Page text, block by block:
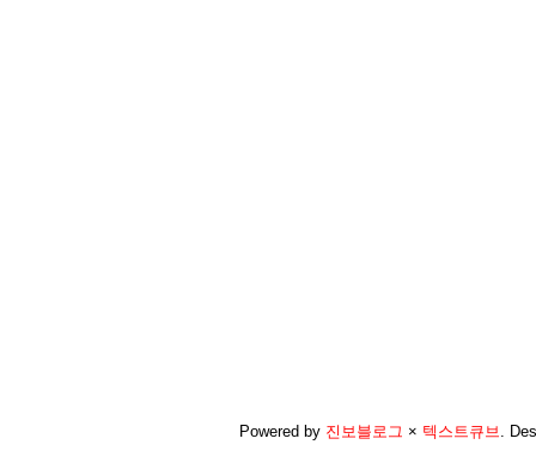
Powered by 진보블로그 × 텍스트큐브